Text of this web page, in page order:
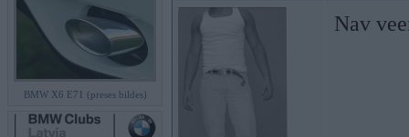
BMW X6 E71 (preses bildes)
Nav